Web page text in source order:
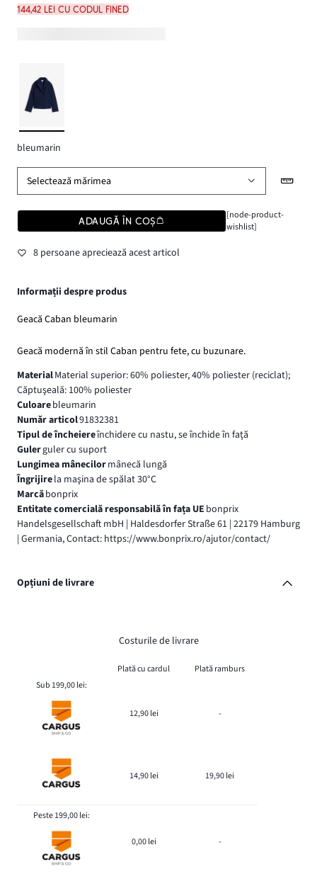
144,42 lei cu codul FINED
bleumarin
Selectează mărimea
ADAUGĂ ÎN COȘ
[node-product-
wishlist]
8 persoane apreciează acest articol
Informații despre produs
Geacă Caban bleumarin
Geacă modernă în stil Caban pentru fete, cu buzunare.
MaterialMaterial superior: 60% poliester, 40% poliester (reciclat);
Căptuşeală: 100% poliester
Culoarebleumarin
Număr articol91832381
Tipul de încheiereînchidere cu nastu, se închide în faţă
Gulerguler cu suport
Lungimea mânecilormânecă lungă
Îngrijirela maşina de spălat 30°C
Marcăbonprix
Entitate comercială responsabilă în fața UE bonprix
Handelsgesellschaft mbH | Haldesdorfer Straße 61 | 22179 Hamburg
| Germania, Contact: https://www.bonprix.ro/ajutor/contact/
Opțiuni de livrare
Costurile de livrare
Plată cu cardul
Plată ramburs
Sub 199,00 lei:
12,90 lei -
14,90 lei 19,90 lei
Peste 199,00 lei:
0,00 lei -